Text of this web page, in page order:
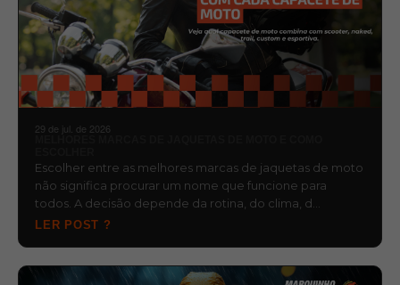
29 de jul. de 2026
Escolher entre as melhores marcas de jaquetas de moto
não significa procurar um nome que funcione para
todos. A decisão depende da rotina, do clima, d…
LER POST ?